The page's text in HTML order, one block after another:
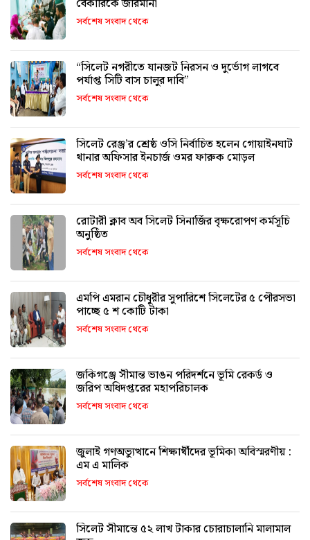
বেকারিকে জরিমানা
সর্বশেষ সংবাদ থেকে
“সিলেট নগরীতে যানজট নিরসন ও দুর্ভোগ লাগবে
পর্যাপ্ত সিটি বাস চালুর দাবি”
সর্বশেষ সংবাদ থেকে
সিলেট রেঞ্জ’র শ্রেষ্ঠ ওসি নির্বাচিত হলেন গোয়াইনঘাট
থানার অফিসার ইনচার্জ ওমর ফারুক মোড়ল
সর্বশেষ সংবাদ থেকে
রোটারী ক্লাব অব সিলেট সিনার্জির বৃক্ষরোপণ কর্মসূচি
অনুষ্ঠিত
সর্বশেষ সংবাদ থেকে
এমপি এমরান চৌধুরীর সুপারিশে সিলেটের ৫ পৌরসভা
পাচ্ছে ৫ শ কোটি টাকা
সর্বশেষ সংবাদ থেকে
জকিগঞ্জে সীমান্ত ভাঙন পরিদর্শনে ভূমি রেকর্ড ও
জরিপ অধিদপ্তরের মহাপরিচালক
সর্বশেষ সংবাদ থেকে
জুলাই গণঅভ্যুত্থানে শিক্ষার্থীদের ভূমিকা অবিস্মরণীয় :
এম এ মালিক
সর্বশেষ সংবাদ থেকে
সিলেট সীমান্তে ৫২ লাখ টাকার চোরাচালানি মালামাল